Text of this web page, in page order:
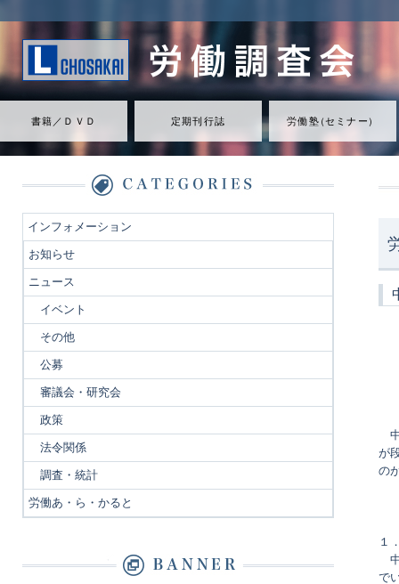
書籍／ＤＶＤ 定期刊行誌 労働塾（セミナ ー ）
が
の
１
で
インフォメーション
お知らせ
ニュース
イベント
その他
公募
審議会・研究会
政策
法令関係
調査・統計
労働あ・ら・かると